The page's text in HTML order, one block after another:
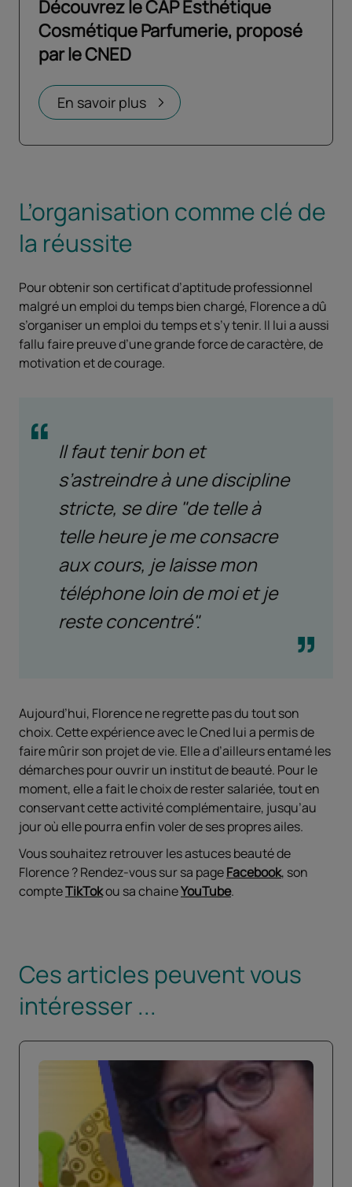
Découvrez le CAP Esthétique
Cosmétique Parfumerie, proposé
par le CNED
En savoir plus
Ouvrir dans un nouvel onglet
L’organisation comme clé de
la réussite
Pour obtenir son certificat d’aptitude professionnel
malgré un emploi du temps bien chargé, Florence a dû
s’organiser un emploi du temps et s’y tenir. Il lui a aussi
fallu faire preuve d’une grande force de caractère, de
motivation et de courage.
Il faut tenir bon et
s’astreindre à une discipline
stricte, se dire "de telle à
telle heure je me consacre
aux cours, je laisse mon
téléphone loin de moi et je
reste concentré".
Aujourd’hui, Florence ne regrette pas du tout son
choix. Cette expérience avec le Cned lui a permis de
faire mûrir son projet de vie. Elle a d’ailleurs entamé les
démarches pour ouvrir un institut de beauté. Pour le
moment, elle a fait le choix de rester salariée, tout en
conservant cette activité complémentaire, jusqu’au
jour où elle pourra enfin voler de ses propres ailes.
Vous souhaitez retrouver les astuces beauté de
Florence ? Rendez-vous sur sa pageFacebook, son
compteTikTokou sa chaineYouTube.
Ces articles peuvent vous
intéresser ...